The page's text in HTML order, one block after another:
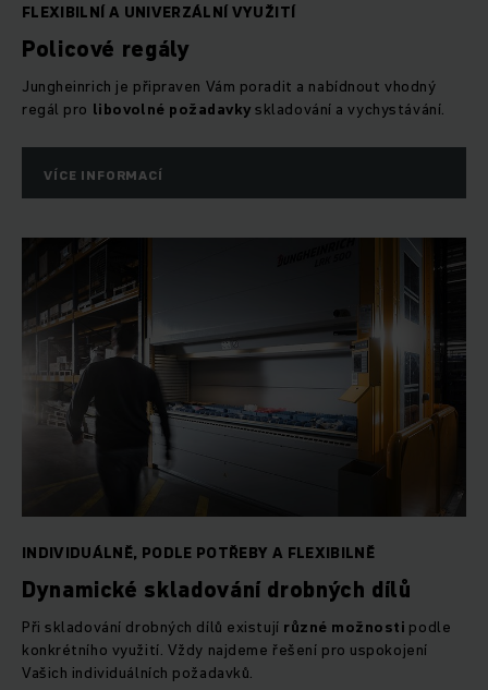
FLEXIBILNÍ A UNIVERZÁLNÍ VYUŽITÍ
Policové regály
Jungheinrich je připraven Vám poradit a nabídnout vhodný
regál pro libovolné požadavkyskladování a vychystávání.
VÍCE INFORMACÍ
INDIVIDUÁLNĚ, PODLE POTŘEBY A FLEXIBILNĚ
Dynamické skladování drobných dílů
Při skladování drobných dílů existují různé možnosti podle
konkrétního využití. Vždy najdeme řešení pro uspokojení
Vašich individuálních požadavků.